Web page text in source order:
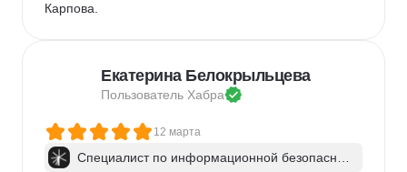
Карпова.
Екатерина Белокрыльцева
Пользователь Хабра
12 марта
Специалист по информационной безопаснос